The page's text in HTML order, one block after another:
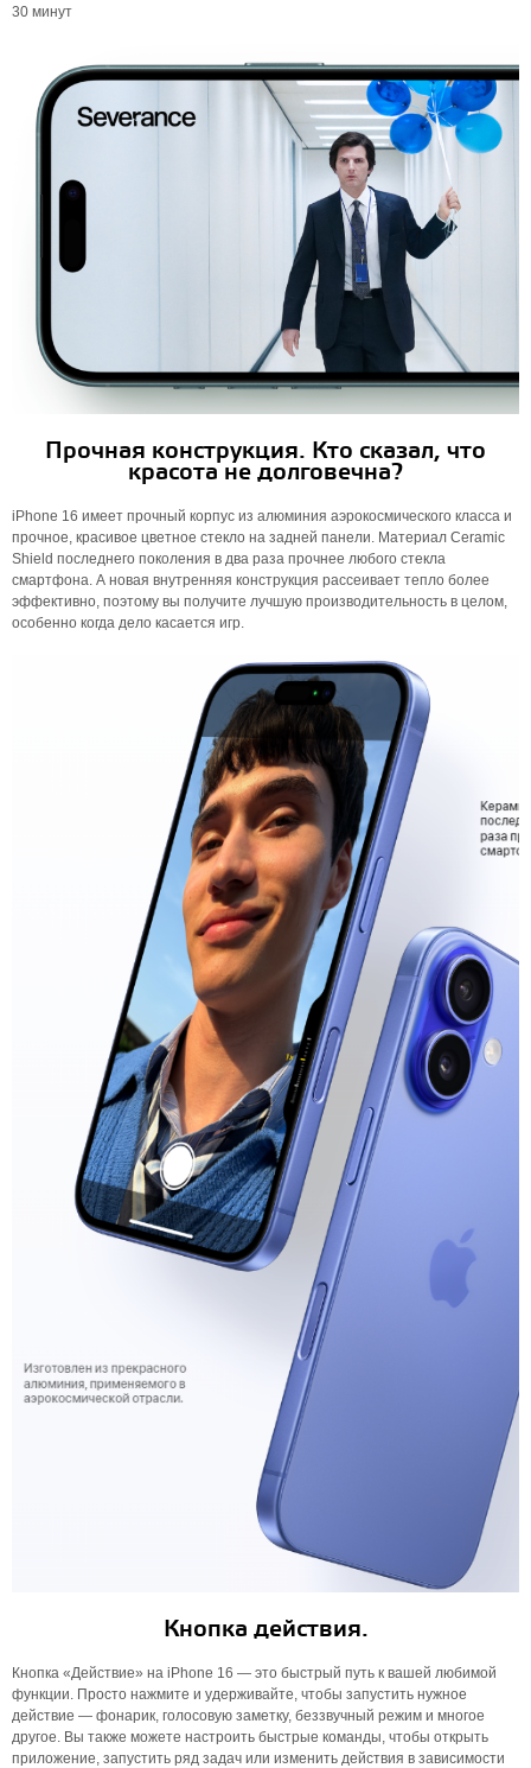
30 минут
Прочная конструкция. Кто сказал, что
красота не долговечна?
iPhone 16 имеет прочный корпус из алюминия аэрокосмического класса и
прочное, красивое цветное стекло на задней панели. Материал Ceramic
Shield последнего поколения в два раза прочнее любого стекла
смартфона. А новая внутренняя конструкция рассеивает тепло более
эффективно, поэтому вы получите лучшую производительность в целом,
особенно когда дело касается игр.
Кнопка действия.
Кнопка «Действие» на iPhone 16 — это быстрый путь к вашей любимой
функции. Просто нажмите и удерживайте, чтобы запустить нужное
действие — фонарик, голосовую заметку, беззвучный режим и многое
другое. Вы также можете настроить быстрые команды, чтобы открыть
приложение, запустить ряд задач или изменить действия в зависимости